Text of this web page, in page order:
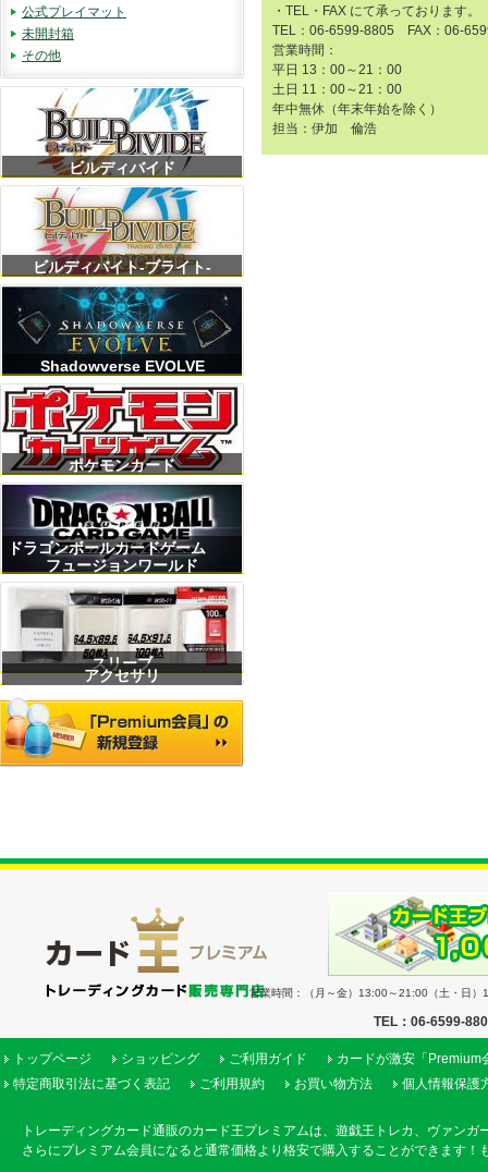
・TEL・FAX にて承っております。
TEL：06-6599-8805 FAX：06-
営業時間：
平日 13：00～21：00
土日 11：00～21：00
年中無休（年末年始を除く）
担当：伊加 倫浩
公式プレイマット
未開封箱
その他
ビルディバイド
ビルディバイト-ブライト-
Shadowverse EVOLVE
ポケモンカード
ドラゴンボールカードゲーム
フュージョンワールド
スリーブ
アクセサリ
営業時間：（月～金）13:00～21:00（土・日
TEL：06-6599-
トップページ ショッピング ご利用ガイド
カードが激安「Premium
特定商取引法に基づく表記
ご利用規約 お買い物方法 個人情報保護
トレーディングカード通販のカード王プレミアムは、遊戯王トレカ、ヴァン
さらにプレミアム会員になると通常価格より格安で購入することができます